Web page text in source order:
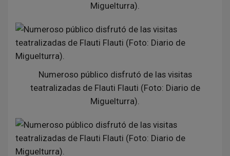
Miguelturra).
Numeroso público disfrutó de las visitas
teatralizadas de Flauti Flauti (Foto: Diario de
Miguelturra).